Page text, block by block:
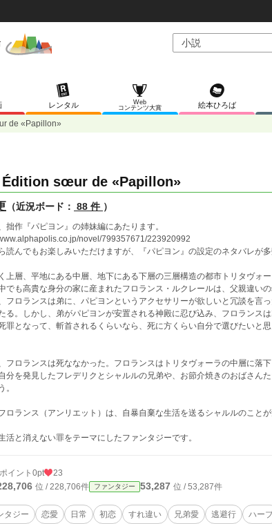
レンタル
Web
コンテンツ大賞
絵本ひろば
de «Papillon»
Édition sœur de «Papillon»
（近況ボード： 88 件 ）
拙作『パピヨン』の姉妹編にあたります。
novel/799357671/223920992
読んでもお楽しみいただけますが、『パピヨン』の設定のネタバレが多
上層、平地にある中層、地下にある下層の三層構造の都市トリタヴォー
でも高貴な身分の家に産まれたフロランス・ルクレールは、父親違いの
フロランスは弟に、パピヨンというアクセサリーが欲しいと冗談を言
る。しかし、弟がパピヨンが安置される神殿に忍び込み、フロランスは
罪となって、斬首されるくらいなら、死に方くらい自分で選びたいと
フロランスは死ななかった。フロランスはトリタヴォーラの中層に落
分を発見したフレデリクとシャルルの兄弟や、お節介焼きのおばさん
。
ロランス（アンリエット）は、自暴自棄な生活を送るシャルルのこと
活と消えない罪をテーマにしたファンタジーです。
イント 0pt 23
位 / 228,706件 ファンタジー 53,287 位 / 53,287件
タジー 恋愛 日常 初恋 すれ違い 兄弟愛 逃避行 ハー